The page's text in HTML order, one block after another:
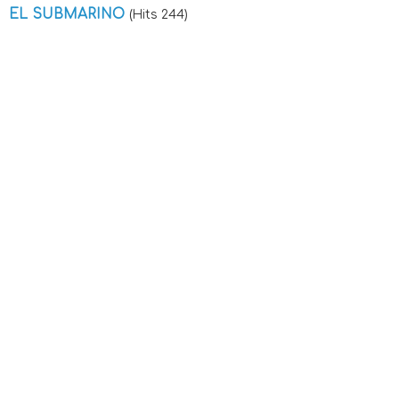
EL SUBMARINO (Hits 244)